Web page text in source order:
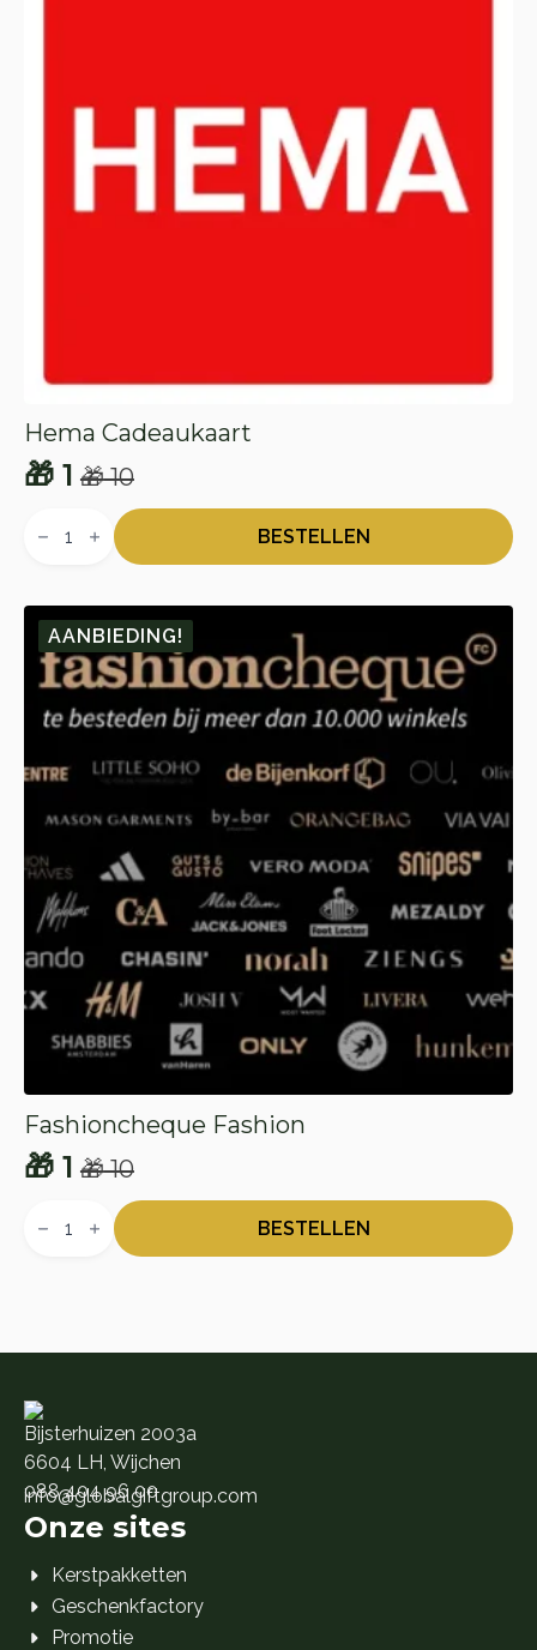
Hema Cadeaukaart
🎁10
Oorspronkelijke
prijs
🎁 10.
🎁 1
Huidige
prijs
🎁 1.
Cadeaukaart
BESTELLEN
AANBIEDING!
Fashioncheque Fashion
🎁10
Oorspronkelijke
prijs
🎁 1
Huidige
prijs
Fashioncheque
Fashion
BESTELLEN
Bijsterhuizen 2003a
6604 LH, Wijchen
088 404 96 00
info@globalgiftgroup.com
Onze sites
Kerstpakketten
Geschenkfactory
Promotie